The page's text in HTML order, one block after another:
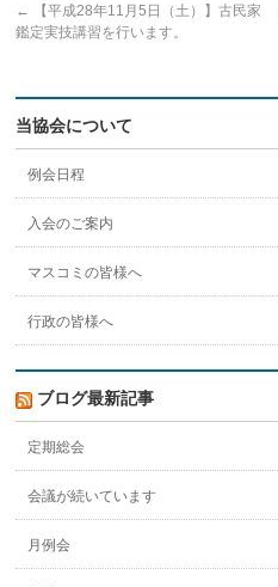
←
【平成28年11月5日（土）】古民家
鑑定実技講習を行います。
当協会について
例会日程
入会のご案内
マスコミの皆様へ
行政の皆様へ
ブログ最新記事
定期総会
会議が続いています
月例会